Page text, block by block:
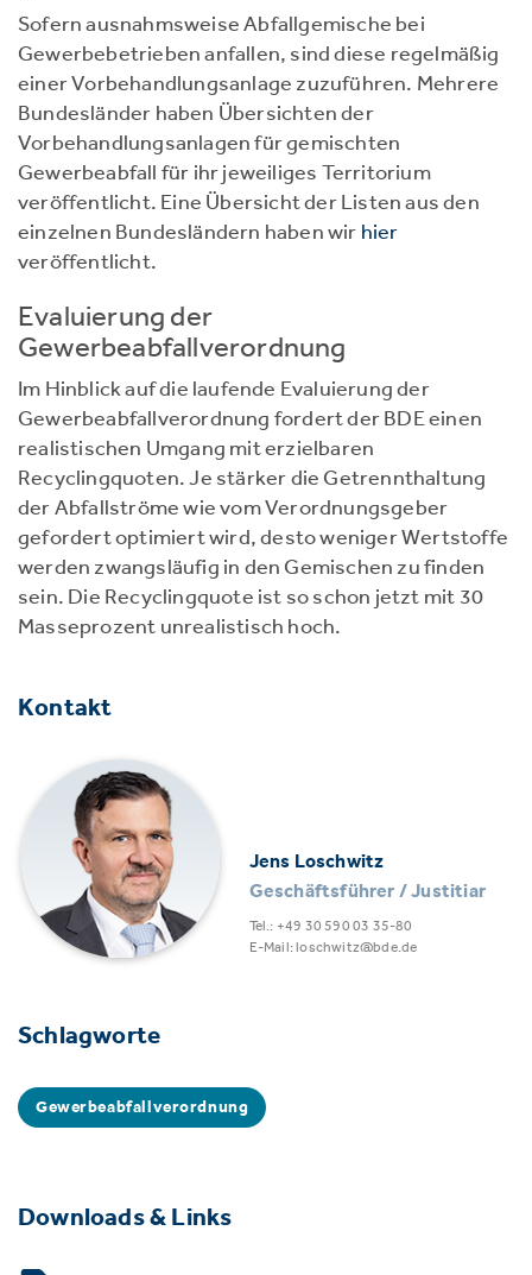
Sofern ausnahmsweise Abfallgemische bei
Gewerbebetrieben anfallen, sind diese regelmäßig
einer Vorbehandlungsanlage zuzuführen. Mehrere
Bundesländer haben Übersichten der
Vorbehandlungsanlagen für gemischten
Gewerbeabfall für ihr jeweiliges Territorium
veröffentlicht. Eine Übersicht der Listen aus den
einzelnen Bundesländern haben wir hier
veröffentlicht.
Evaluierung der
Gewerbeabfallverordnung
Im Hinblick auf die laufende Evaluierung der
Gewerbeabfallverordnung fordert der BDE einen
realistischen Umgang mit erzielbaren
Recyclingquoten. Je stärker die Getrennthaltung
der Abfallströme wie vom Verordnungsgeber
gefordert optimiert wird, desto weniger Wertstoffe
werden zwangsläufig in den Gemischen zu finden
sein. Die Recyclingquote ist so schon jetzt mit 30
Masseprozent unrealistisch hoch.
Kontakt
Jens Loschwitz
Geschäftsführer / Justitiar
Tel.: +49 30 590 03 35-80
E-Mail: loschwitz@bde.de
Schlagworte
Gewerbeabfallverordnung
Downloads & Links